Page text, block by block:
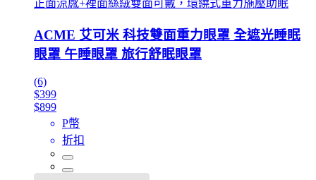
正面涼感+裡面絲絨雙面可戴，環繞式重力施壓助眠
ACME 艾可米 科技雙面重力眼罩 全遮光睡眠
眼罩 午睡眼罩 旅行舒眠眼罩
(6)
$399
$899
P幣
折扣